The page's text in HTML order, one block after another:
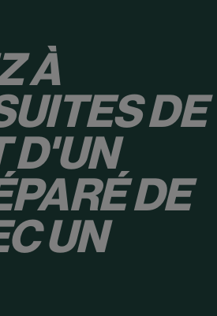
À
DE
D'UN
DE
UN